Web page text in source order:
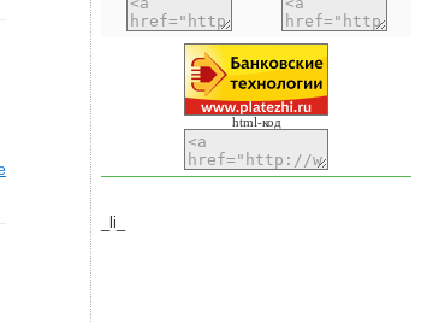
html-код
_li_